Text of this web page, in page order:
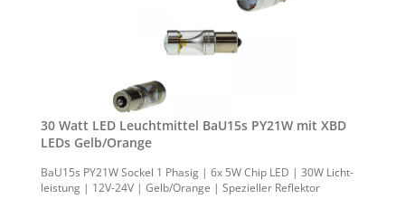
30 Watt LED Leucht­mit­tel BaU15s PY21W mit XBD
LEDs Gelb/Oran­ge
BaU15s PY21W So­ckel 1 Pha­sig | 6x 5W Chip LED | 30W Licht­
leis­tung | 12V-​24V | Gelb/Oran­ge | Spe­zi­el­ler Re­flek­tor